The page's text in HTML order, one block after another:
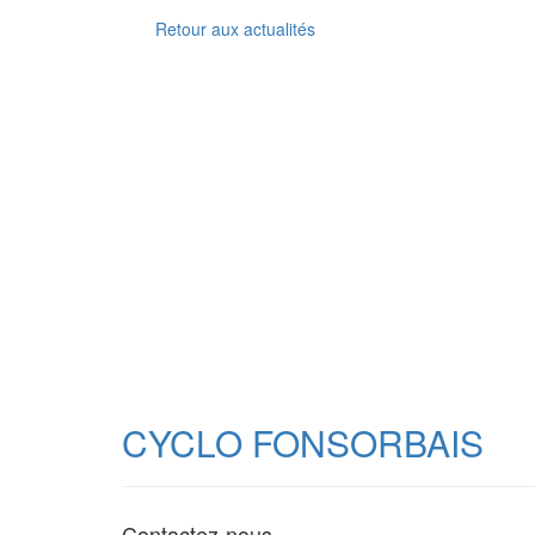
Retour aux actualités
CYCLO FONSORBAIS